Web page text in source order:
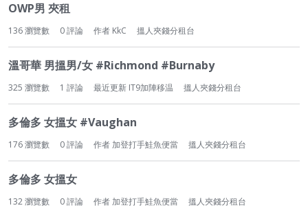
OWP男 夾租
136瀏覽數 0評論 作者 KkC 搵人夾錢分租台
溫哥華 男搵男/女 #Richmond #Burnaby
325 瀏覽數 1 評論 最近更新 IT9加陣移温 搵人夾錢分租台
多倫多 女搵女 #Vaughan
176瀏覽數 0評論 作者 加登打手鮭魚便當 搵人夾錢分租台
多倫多 女搵女
132瀏覽數 0評論 作者 加登打手鮭魚便當 搵人夾錢分租台